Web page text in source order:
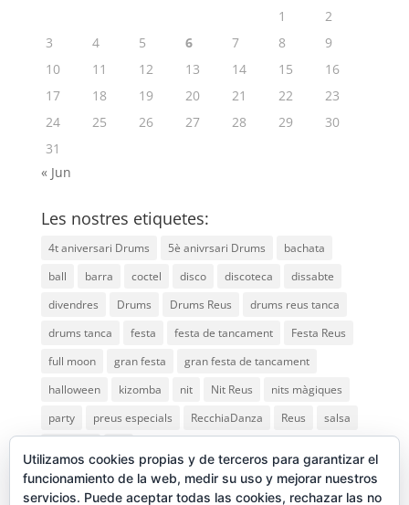
1
2
3
4 5 6 7 8
9
10
11 12 13 14 15
16
17
18 19 20 21 22
23
24
25 26 27 28 29
30
31
« Jun
Les nostres etiquetes:
4t aniversari Drums 5è anivrsari Drums
bachata
ball
barra coctel disco discoteca
dissabte
divendres
Drums Drums Reus
drums reus tanca
drums tanca
festa festa de tancament
Festa Reus
full moon
gran festa
gran festa de tancament
halloween
kizomba nit Nit Reus
nits màgiques
party
preus especials RecchiaDanza Reus
salsa
Utilizamos cookies propias y de terceros para garantizar el
funcionamiento de la web, medir su uso y mejorar nuestros
servicios. Puede aceptar todas las cookies, rechazar las no